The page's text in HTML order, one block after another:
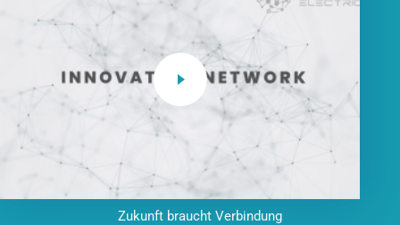
Zukunft braucht Verbindung